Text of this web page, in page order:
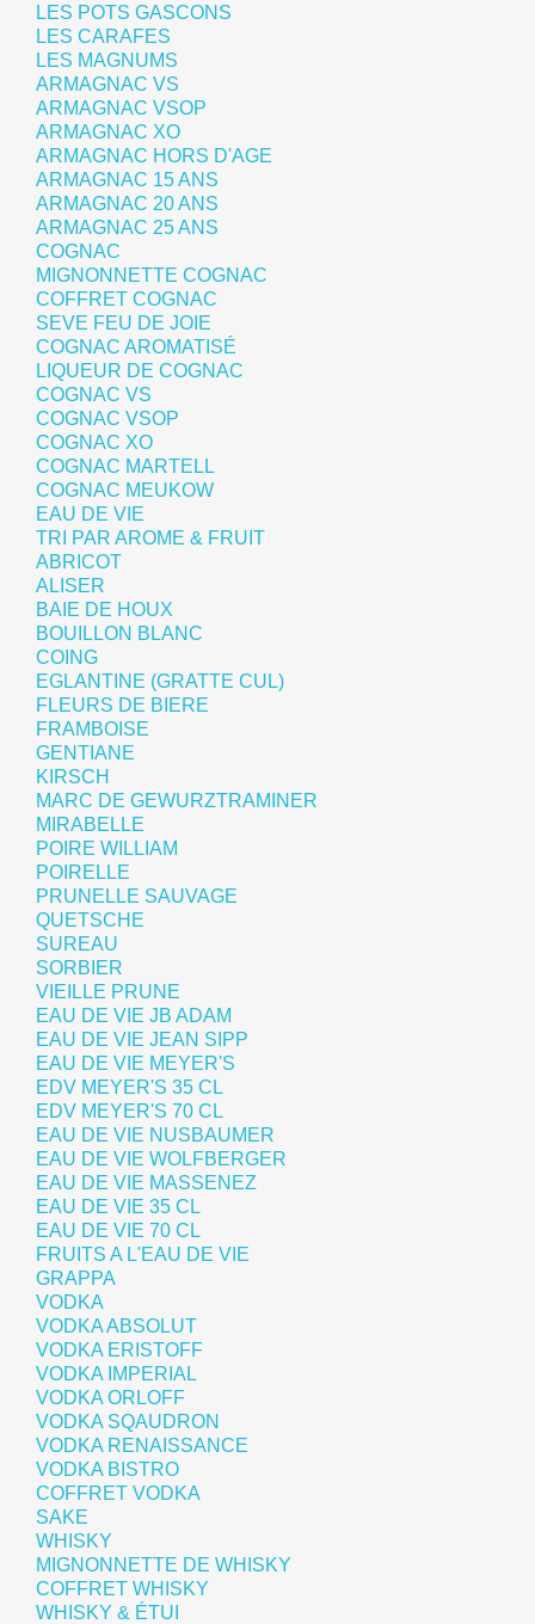
LES POTS GASCONS
LES CARAFES
LES MAGNUMS
ARMAGNAC VS
ARMAGNAC VSOP
ARMAGNAC XO
ARMAGNAC HORS D'AGE
ARMAGNAC 15 ANS
ARMAGNAC 20 ANS
ARMAGNAC 25 ANS
COGNAC
MIGNONNETTE COGNAC
COFFRET COGNAC
SEVE FEU DE JOIE
COGNAC AROMATISÉ
LIQUEUR DE COGNAC
COGNAC VS
COGNAC VSOP
COGNAC XO
COGNAC MARTELL
COGNAC MEUKOW
EAU DE VIE
TRI PAR AROME & FRUIT
ABRICOT
ALISER
BAIE DE HOUX
BOUILLON BLANC
COING
EGLANTINE (GRATTE CUL)
FLEURS DE BIERE
FRAMBOISE
GENTIANE
KIRSCH
MARC DE GEWURZTRAMINER
MIRABELLE
POIRE WILLIAM
POIRELLE
PRUNELLE SAUVAGE
QUETSCHE
SUREAU
SORBIER
VIEILLE PRUNE
EAU DE VIE JB ADAM
EAU DE VIE JEAN SIPP
EAU DE VIE MEYER'S
EDV MEYER'S 35 CL
EDV MEYER'S 70 CL
EAU DE VIE NUSBAUMER
EAU DE VIE WOLFBERGER
EAU DE VIE MASSENEZ
EAU DE VIE 35 CL
EAU DE VIE 70 CL
FRUITS A L'EAU DE VIE
GRAPPA
VODKA
VODKA ABSOLUT
VODKA ERISTOFF
VODKA IMPERIAL
VODKA ORLOFF
VODKA SQAUDRON
VODKA RENAISSANCE
VODKA BISTRO
COFFRET VODKA
SAKE
WHISKY
MIGNONNETTE DE WHISKY
COFFRET WHISKY
WHISKY & ÉTUI